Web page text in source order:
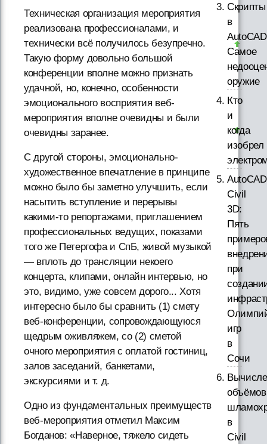
Техническая организация мероприятия
реализована профессионалами, и
технически всё получилось безупречно.
Такую форму довольно большой
конференции вполне можно признать
удачной, но, конечно, особенности
эмоционального восприятия веб-
мероприятия вполне очевидны и были
очевидны заранее.
С другой стороны, эмоционально-
художественное впечатление в принципе
можно было бы заметно улучшить, если
насытить вступление и перерывы
какими-то репортажами, приглашением
профессиональных ведущих, показами
того же Петергофа и СпБ, живой музыкой
— вплоть до трансляции некоего
концерта, клипами, онлайн интервью, но
это, видимо, уже совсем дорого... Хотя
интересно было бы сравнить (1) смету
веб-конференции, сопровождающуюся
щедрым оживляжем, со (2) сметой
очного мероприятия с оплатой гостиниц,
залов заседаний, банкетами,
экскурсиями и т. д.
Одно из фундаментальных преимуществ
веб-мероприятия отметил Максим
Богданов: «Наверное, тяжело сидеть
Скрипты
в
Самое
оружие
Кто
и
когда
изобрел
AutoCAD
Civil
3D:
Пять
при
игр
в
Сочи
объёмов
в
Civil